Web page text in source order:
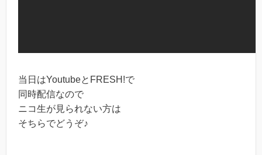
当日はYoutubeとFRESH!で
同時配信なので
ニコ生が見られない方は
そちらでどうぞ♪